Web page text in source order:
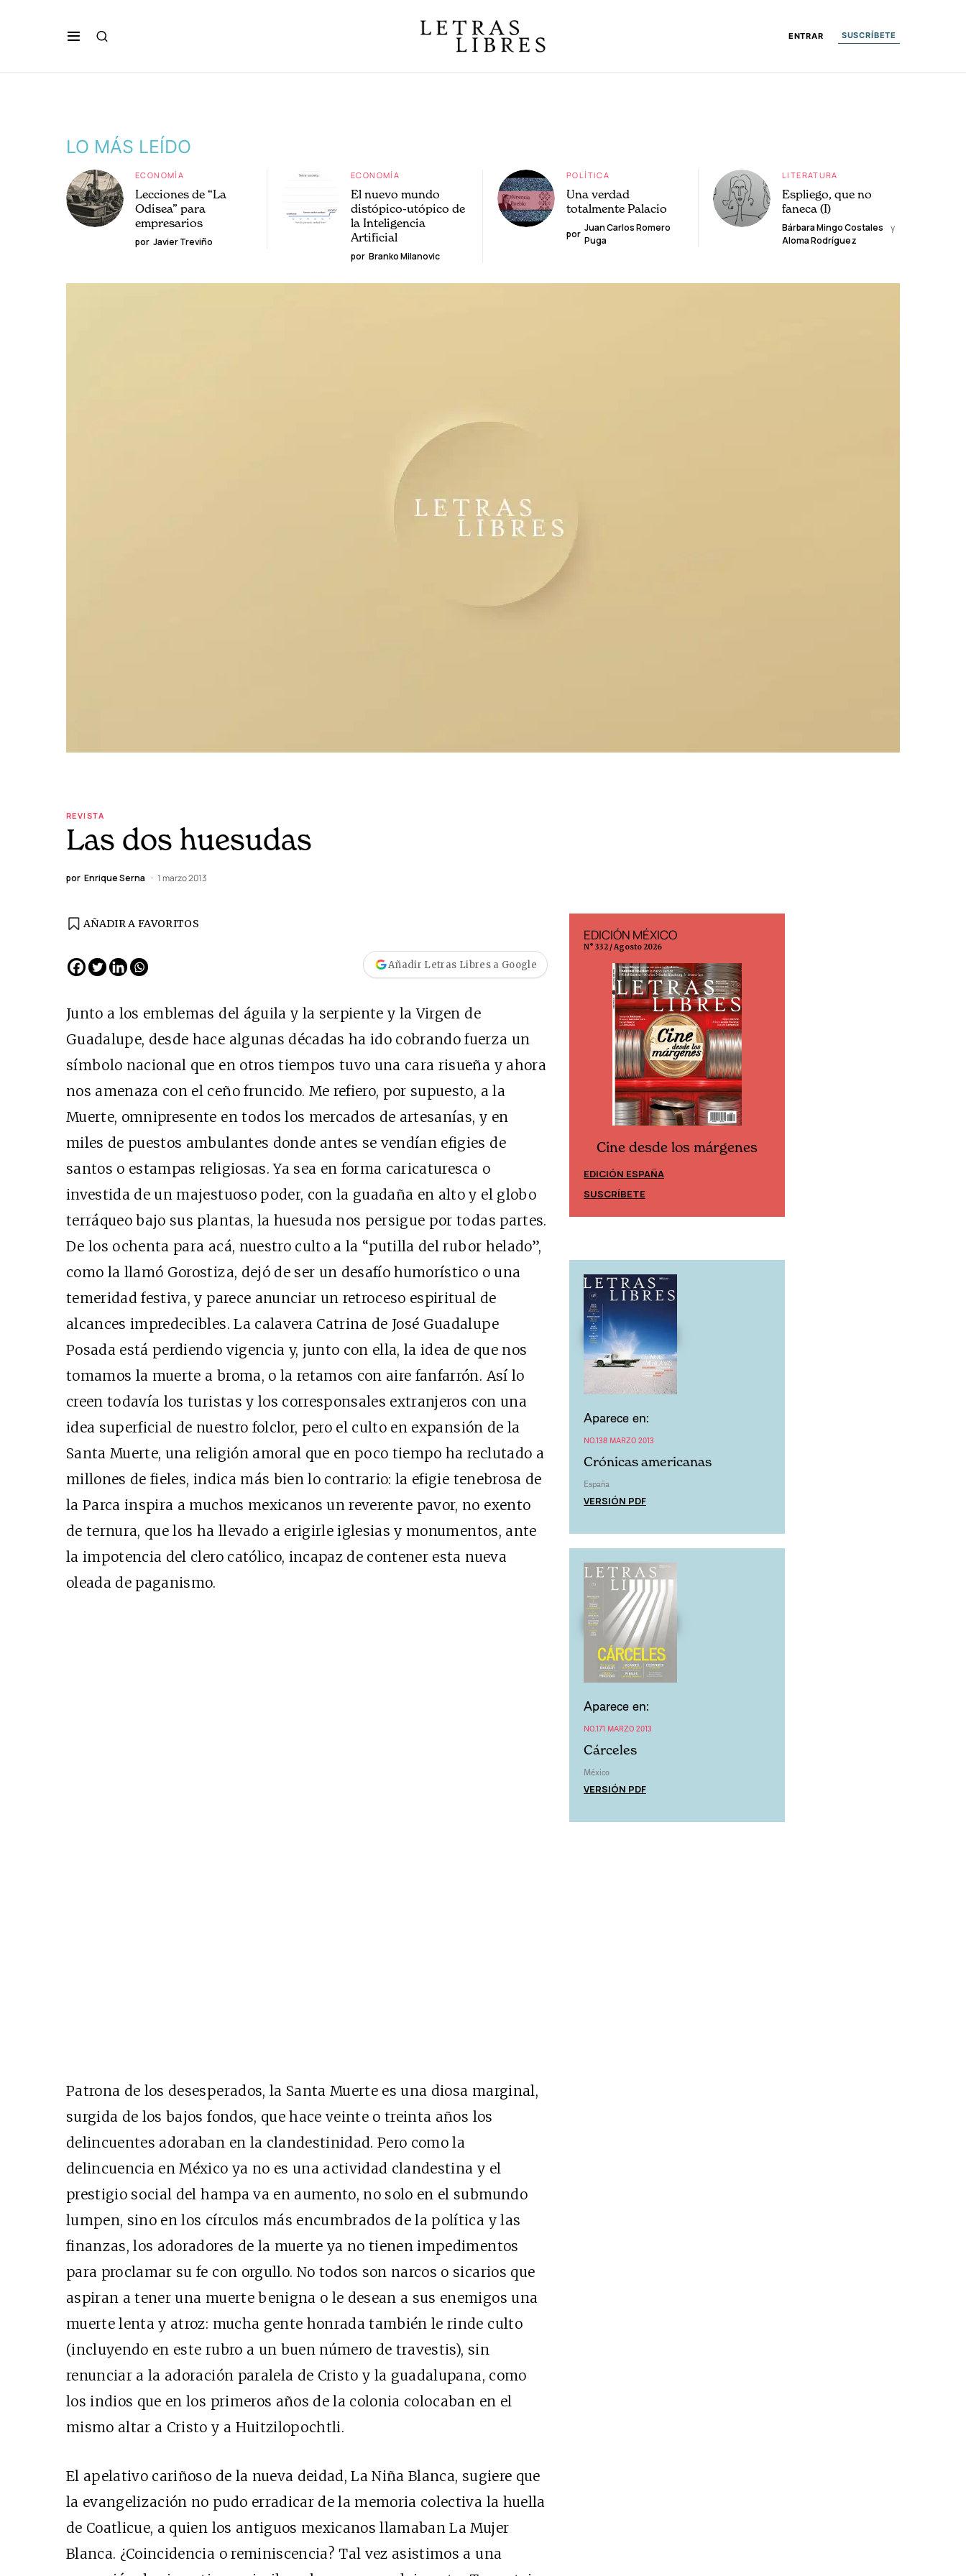
ENTRAR SUSCRÍBETE
LO MÁS LEÍDO
ECONOMÍA
Lecciones de “La
Odisea” para
empresarios
por Javier Treviño
ECONOMÍA
El nuevo mundo
distópico-utópico de
la Inteligencia
Artificial
por Branko Milanovic
POLÍTICA
Una verdad
totalmente Palacio
por
Juan Carlos Romero
Puga
LITERATURA
Espliego, que no
faneca (I)
Bárbara Mingo Costales
y
Aloma Rodríguez
REVISTA
Las dos huesudas
por Enrique Serna 1 marzo 2013
AÑADIR A FAVORITOS
Añadir Letras Libres a Google
Junto a los emblemas del águila y la serpiente y la Virgen de
Guadalupe, desde hace algunas décadas ha ido cobrando fuerza un
símbolo nacional que en otros tiempos tuvo una cara risueña y ahora
nos amenaza con el ceño fruncido. Me refiero, por supuesto, a la
Muerte, omnipresente en todos los mercados de artesanías, y en
miles de puestos ambulantes donde antes se vendían efigies de
santos o estampas religiosas. Ya sea en forma caricaturesca o
investida de un majestuoso poder, con la guadaña en alto y el globo
terráqueo bajo sus plantas, la huesuda nos persigue por todas partes.
De los ochenta para acá, nuestro culto a la “putilla del rubor helado”,
como la llamó Gorostiza, dejó de ser un desafío humorístico o una
temeridad festiva, y parece anunciar un retroceso espiritual de
alcances impredecibles. La calavera Catrina de José Guadalupe
Posada está perdiendo vigencia y, junto con ella, la idea de que nos
tomamos la muerte a broma, o la retamos con aire fanfarrón. Así lo
creen todavía los turistas y los corresponsales extranjeros con una
idea superficial de nuestro folclor, pero el culto en expansión de la
Santa Muerte, una religión amoral que en poco tiempo ha reclutado a
millones de fieles, indica más bien lo contrario: la efigie tenebrosa de
la Parca inspira a muchos mexicanos un reverente pavor, no exento
de ternura, que los ha llevado a erigirle iglesias y monumentos, ante
la impotencia del clero católico, incapaz de contener esta nueva
oleada de paganismo.
Patrona de los desesperados, la Santa Muerte es una diosa marginal,
surgida de los bajos fondos, que hace veinte o treinta años los
delincuentes adoraban en la clandestinidad. Pero como la
delincuencia en México ya no es una actividad clandestina y el
prestigio social del hampa va en aumento, no solo en el submundo
lumpen, sino en los círculos más encumbrados de la política y las
finanzas, los adoradores de la muerte ya no tienen impedimentos
para proclamar su fe con orgullo. No todos son narcos o sicarios que
aspiran a tener una muerte benigna o le desean a sus enemigos una
muerte lenta y atroz: mucha gente honrada también le rinde culto
(incluyendo en este rubro a un buen número de travestis), sin
renunciar a la adoración paralela de Cristo y la guadalupana, como
los indios que en los primeros años de la colonia colocaban en el
mismo altar a Cristo y a Huitzilopochtli.
El apelativo cariñoso de la nueva deidad, La Niña Blanca, sugiere que
la evangelización no pudo erradicar de la memoria colectiva la huella
de Coatlicue, a quien los antiguos mexicanos llamaban La Mujer
Blanca. ¿Coincidencia o reminiscencia? Tal vez asistimos a una
Cine desde los márgenes
EDICIÓN MÉXICO
SUSCRÍBETE
EDICIÓN MÉXICO
N° 332 / Agosto 2026
Cine desde los márgenes
EDICIÓN ESPAÑA
SUSCRÍBETE
Aparece en:
NO.138 MARZO 2013
Crónicas americanas
España
VERSIÓN PDF
Aparece en:
NO.171 MARZO 2013
Cárceles
México
VERSIÓN PDF